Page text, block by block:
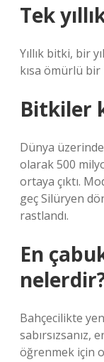
Tek
Yıllık bitki, bir
kısa ömürlü
Bitkiler
Dünya
olarak 500
ortaya çıktı.
geç Silüryen
rastlandı.
En
Bahçecilikte
sabırsızsanız,
öğrenmek için